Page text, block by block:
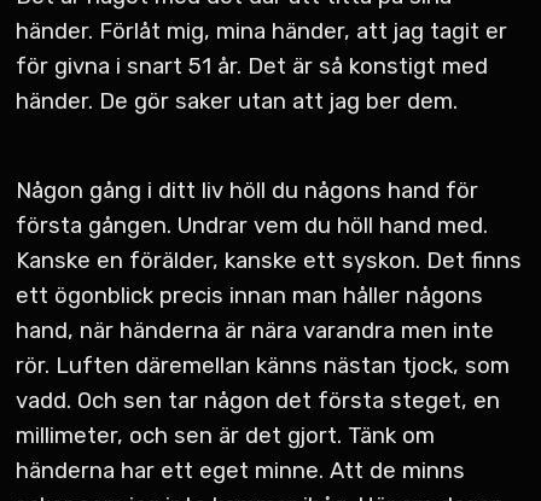
händer. Förlåt mig, mina händer, att jag tagit er
för givna i snart 51 år. Det är så konstigt med
händer. De gör saker utan att jag ber dem.
Någon gång i ditt liv höll du någons hand för
första gången. Undrar vem du höll hand med.
Kanske en förälder, kanske ett syskon. Det finns
ett ögonblick precis innan man håller någons
hand, när händerna är nära varandra men inte
rör. Luften däremellan känns nästan tjock, som
vadd. Och sen tar någon det första steget, en
millimeter, och sen är det gjort. Tänk om
händerna har ett eget minne. Att de minns